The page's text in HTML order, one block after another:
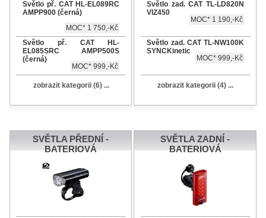
Světlo př. CAT HL-EL089RC
AMPP900 (černá)
MOC* 1 750,-Kč
Světlo př. CAT HL-
EL085SRC AMPP500S
(černá)
MOC* 999,-Kč
zobrazit kategorii (6) ...
Světlo zad. CAT TL-LD820N
VIZ450
MOC* 1 190,-Kč
Světlo zad. CAT TL-NW100K
SYNCKinetic
MOC* 999,-Kč
zobrazit kategorii (4) ...
SVĚTLA PŘEDNÍ -
BATERIOVÁ
SVĚTLA ZADNÍ -
BATERIOVÁ